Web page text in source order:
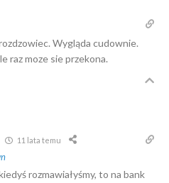
Wygląda cudownie.
raz moze sie przekona.
11 lata temu
rozmawiałyśmy, to na bank